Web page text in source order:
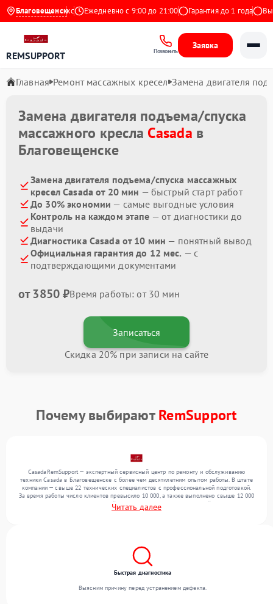
Благовещенск
4.9 на Яндекс Ежедневно с 9:00 до 21:00 Гарантия до 1 года
REMSUPPORT Позвонить
Заявка
Главная Ремонт массажных кресел Замена двигателя
Замена двигателя подъема/спуска
массажного кресла Casada в
Благовещенске
Замена двигателя подъема/спуска массажных
кресел Casada от 20 мин — быстрый старт работ
До 30% экономии — самые выгодные условия
Контроль на каждом этапе — от диагностики до
выдачи
Диагностика Casada от 10 мин — понятный вывод
Официальная гарантия до 12 мес. — с
подтверждающими документами
от 3850 ₽Время работы: от 30 мин
Записаться
Скидка 20% при записи на сайте
Почему выбираютRemSupport
CasadaRemSupport — экспертный сервисный центр по ремонту и обслуживанию
техники Casada в Благовещенске с более чем десятилетним опытом работы. В штате
компании — свыше 22 технических специалистов с профессиональной подготовкой.
За время работы число клиентов превысило 10 000, а также выполнено свыше 12 000
ремонтов. Ежемесячно в сервисный центр поступает более 300 устройств, включая , , .
Мы работаем с широким спектром неисправностей и гарантируем высокое качество
Читать далее
Быстрая диагностика
Выясним причину перед устранением дефекта.